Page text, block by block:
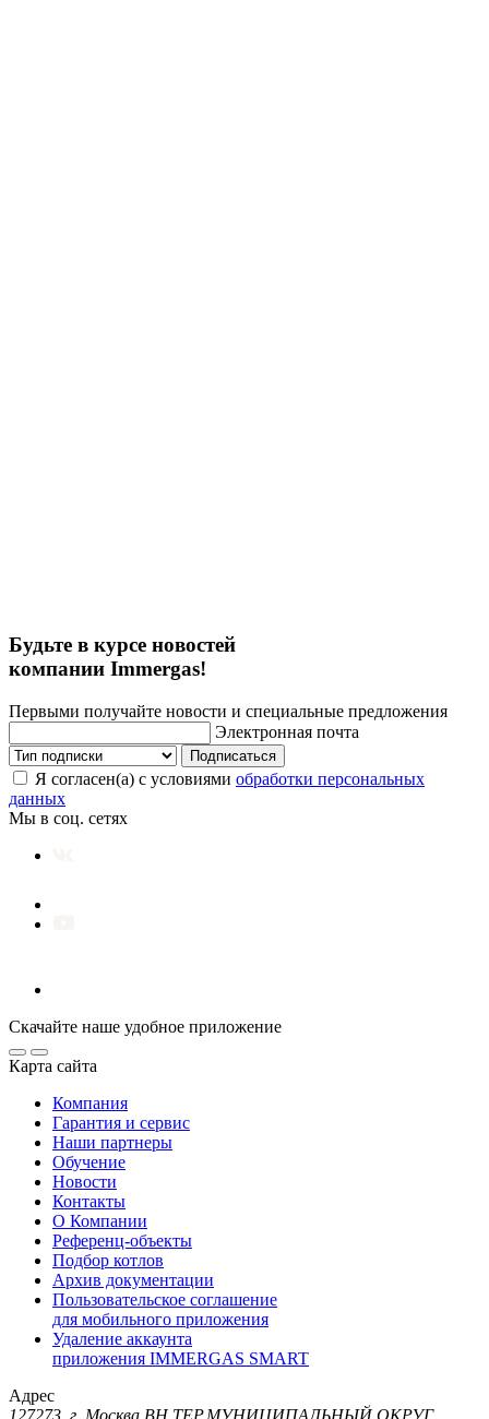
Будьте в курсе новостей
компании Immergas!
Первыми получайте новости и специальные предложения
Электронная почта
Подписаться
Я согласен(а) с условиями обработки персональных
данных
Мы в соц. сетях
Скачайте наше удобное приложение
Карта сайта
Компания
Гарантия и сервис
Наши партнеры
Обучение
Новости
Контакты
О Компании
Референц-объекты
Подбор котлов
Архив документации
Пользовательское соглашение
для мобильного приложения
Удаление аккаунта
приложения IMMERGAS SMART
Адрес
127273, г. Москва ВН.ТЕР.МУНИЦИПАЛЬНЫЙ ОКРУГ